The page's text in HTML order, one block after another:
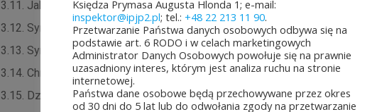
3.11. Jak się staje dzieckiem Bożym? 38
3.12. Synostwo Boże połączone z macierzyństwem Maryi w Polsce 39
3.13. Synostwo Boże poprzez dialog z Bogiem i Maryją 40
3.14. Chrzest jest zapoczątkowaniem synostwa duchowego 41
3.15. Dziecięctwo Boże szczególne dla Polaków z racji
Księdza Prymasa Augusta Hlonda 1; e-mail:
inspektor@ipjp2.pl; tel.: +48 22 213 11 90.
Przetwarzanie Państwa danych osobowych odbywa się na
podstawie art. 6 RODO i w celach marketingowych
Administrator Danych Osobowych powołuje się na prawnie
uzasadniony interes, którym jest analiza ruchu na stronie
internetowej.
Państwa dane osobowe będą przechowywane przez okres
od 30 dni do 5 lat lub do odwołania zgody na przetwarzanie